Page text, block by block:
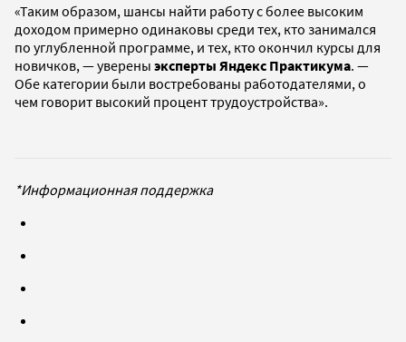
«Таким образом, шансы найти работу с более высоким
доходом примерно одинаковы среди тех, кто занимался
по углубленной программе, и тех, кто окончил курсы для
новичков, — уверены эксперты Яндекс Практикума. —
Обе категории были востребованы работодателями, о
чем говорит высокий процент трудоустройства».
*Информационная поддержка